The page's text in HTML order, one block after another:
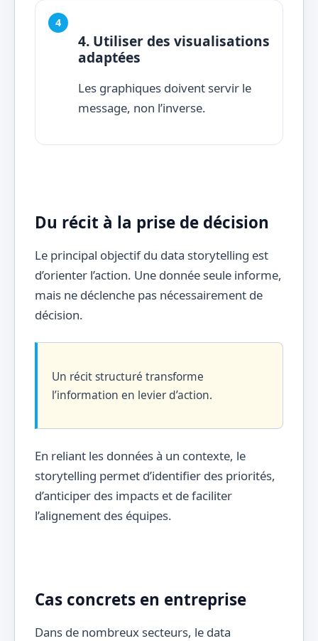
4. Utiliser des visualisations
adaptées
Les graphiques doivent servir le
message, non l’inverse.
Du récit à la prise de décision
Le principal objectif du data storytelling est
d’orienter l’action. Une donnée seule informe,
mais ne déclenche pas nécessairement de
décision.
Un récit structuré transforme
l’information en levier d’action.
En reliant les données à un contexte, le
storytelling permet d’identifier des priorités,
d’anticiper des impacts et de faciliter
l’alignement des équipes.
Cas concrets en entreprise
Dans de nombreux secteurs, le data